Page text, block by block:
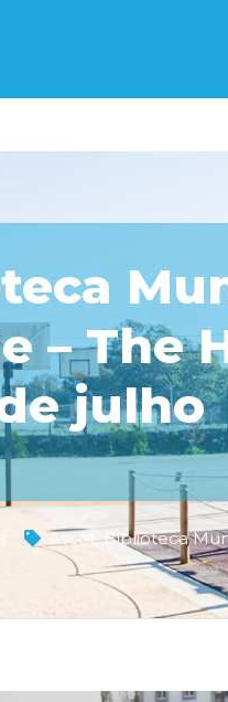
– The
julho
Ascot,Biblioteca